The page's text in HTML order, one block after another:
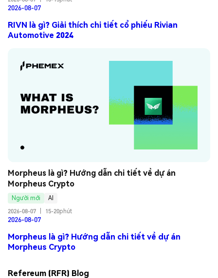
2026-08-07
RIVN là gì? Giải thích chi tiết cổ phiếu Rivian
Automotive 2024
Morpheus là gì? Hướng dẫn chi tiết về dự án
Morpheus Crypto
Người mới
AI
2026-08-07
15-20phút
2026-08-07
Morpheus là gì? Hướng dẫn chi tiết về dự án
Morpheus Crypto
Refereum (RFR) Blog